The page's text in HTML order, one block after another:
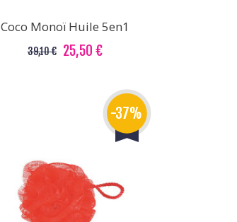
Coco Monoï Huile 5en1
39,10 € 25,50 €
-37%